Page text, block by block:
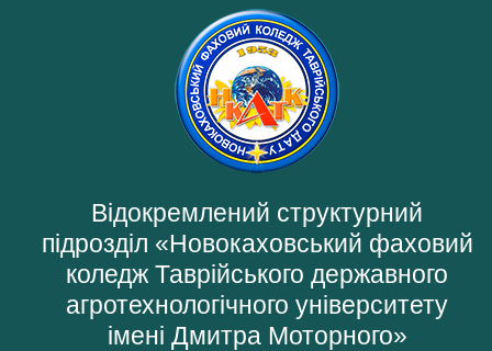
Відокремлений структурний
підрозділ «Новокаховський фаховий
коледж Таврійського державного
агротехнологічного університету
імені Дмитра Моторного»